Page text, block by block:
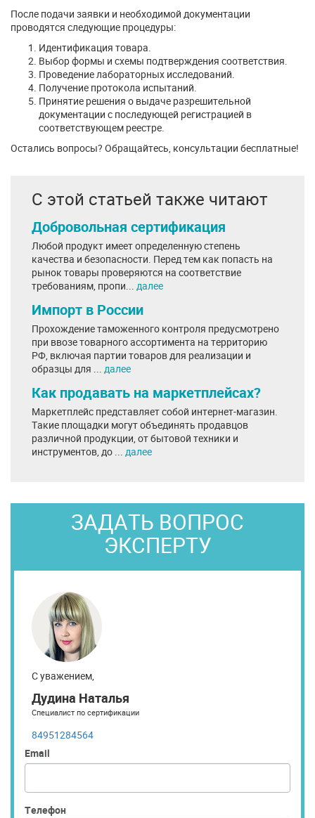
После подачи заявки и необходимой документации
проводятся следующие процедуры:
Идентификация товара.
Выбор формы и схемы подтверждения соответствия.
Проведение лабораторных исследований.
Получение протокола испытаний.
Принятие решения о выдаче разрешительной
документации с последующей регистрацией в
соответствующем реестре.
Остались вопросы? Обращайтесь, консультации бесплатные!
С этой статьей также читают
Добровольная сертификация
Любой продукт имеет определенную степень
качества и безопасности. Перед тем как попасть на
рынок товары проверяются на соответствие
требованиям, пропи... далее
Импорт в России
Прохождение таможенного контроля предусмотрено
при ввозе товарного ассортимента на территорию
РФ, включая партии товаров для реализации и
образцы для ... далее
Как продавать на маркетплейсах?
Маркетплейс представляет собой интернет-магазин.
Такие площадки могут объединять продавцов
различной продукции, от бытовой техники и
инструментов, до ... далее
ЗАДАТЬ ВОПРОС
ЭКСПЕРТУ
С уважением,
Дудина Наталья
Специалист по сертификации
84951284564
Email
Телефон